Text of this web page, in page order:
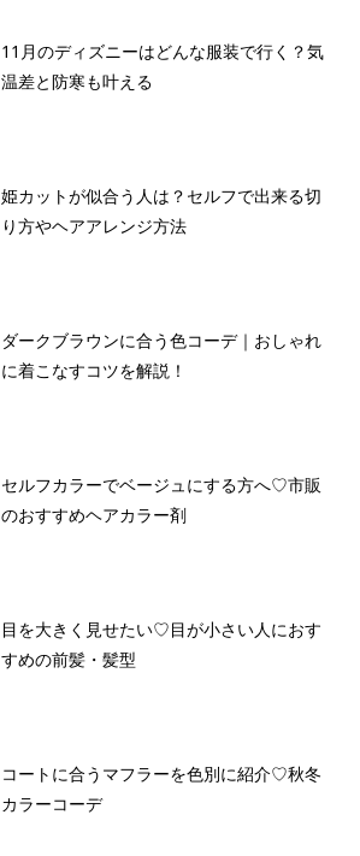
11月のディズニーはどんな服装で行く？気
温差と防寒も叶える
姫カットが似合う人は？セルフで出来る切
り方やヘアアレンジ方法
ダークブラウンに合う色コーデ｜おしゃれ
に着こなすコツを解説！
セルフカラーでベージュにする方へ♡市販
のおすすめヘアカラー剤
目を大きく見せたい♡目が小さい人におす
すめの前髪・髪型
コートに合うマフラーを色別に紹介♡秋冬
カラーコーデ